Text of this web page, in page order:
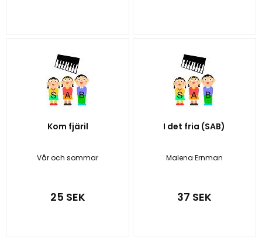
Kom fjäril
Vår och sommar
25 SEK
I det fria (SAB)
Malena Ernman
37 SEK